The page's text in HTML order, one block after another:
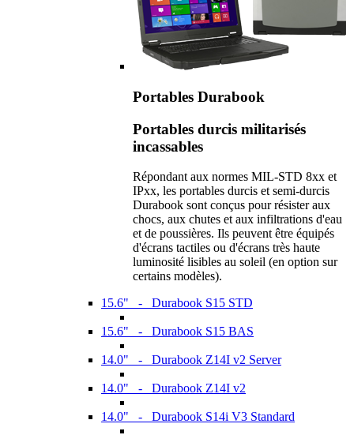
Portables Durabook
Portables durcis militarisés
incassables
Répondant aux normes MIL-STD 8xx et
IPxx, les portables durcis et semi-durcis
Durabook sont conçus pour résister aux
chocs, aux chutes et aux infiltrations d'eau
et de poussières. Ils peuvent être équipés
d'écrans tactiles ou d'écrans très haute
luminosité lisibles au soleil (en option sur
certains modèles).
15.6" - Durabook S15 STD
15.6" - Durabook S15 BAS
14.0" - Durabook Z14I v2 Server
14.0" - Durabook Z14I v2
14.0" - Durabook S14i V3 Standard